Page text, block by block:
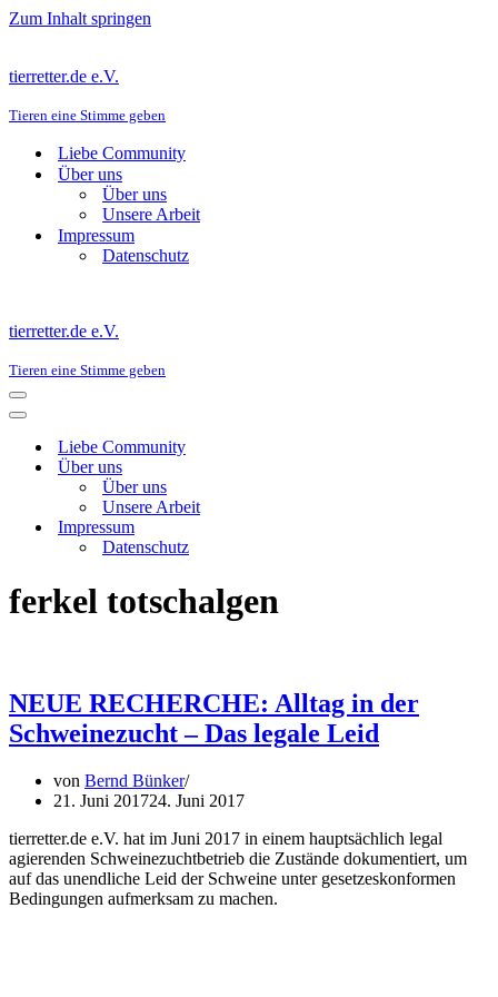
Zum Inhalt springen
tierretter.de e.V.
Tieren eine Stimme geben
Liebe Community
Über uns
Über uns
Unsere Arbeit
Impressum
Datenschutz
tierretter.de e.V.
Tieren eine Stimme geben
Navigations-
Menü
Navigations-
Liebe Community
Über uns
Über uns
Unsere Arbeit
Impressum
Datenschutz
ferkel totschalgen
NEUE RECHERCHE: Alltag in der
Schweinezucht – Das legale Leid
von Bernd Bünker
21. Juni 201724. Juni 2017
tierretter.de e.V. hat im Juni 2017 in einem hauptsächlich legal
agierenden Schweinezuchtbetrieb die Zustände dokumentiert, um
auf das unendliche Leid der Schweine unter gesetzeskonformen
Bedingungen aufmerksam zu machen.